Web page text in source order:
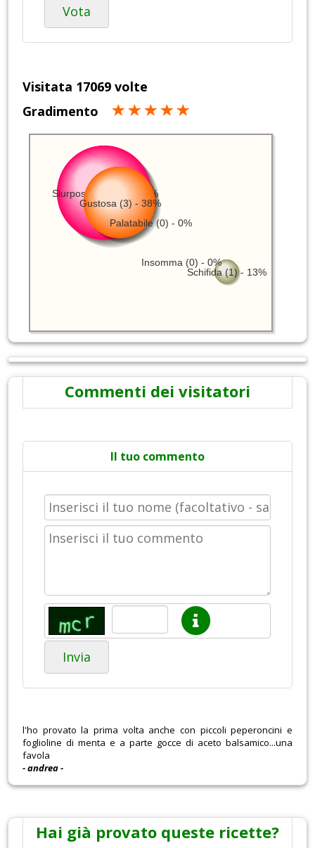
Vota
Visitata 17069 volte
Gradimento
Slurposissima (4) - 50%
Gustosa (3) - 38%
Schifida (1) - 13%
Insomma (0) - 0%
Palatabile (0) - 0%
Commenti dei visitatori
Il tuo commento
Invia
l'ho provato la prima volta anche con piccoli peperoncini e
foglioline di menta e a parte gocce di aceto balsamico...una
favola
- andrea -
Hai già provato queste ricette?